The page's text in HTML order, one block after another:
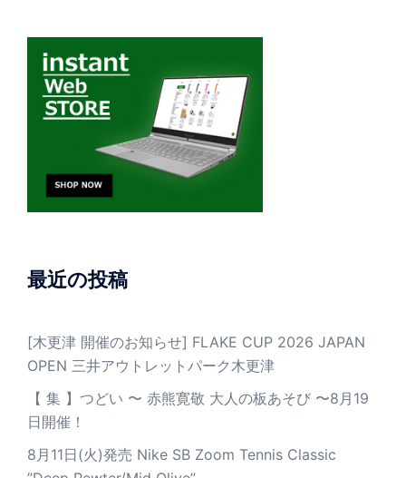
最近の投稿
[木更津 開催のお知らせ] FLAKE CUP 2026 JAPAN
OPEN 三井アウトレットパーク木更津
【 集 】つどい 〜 赤熊寛敬 大人の板あそび 〜8月19
日開催！
8月11日(火)発売 Nike SB Zoom Tennis Classic